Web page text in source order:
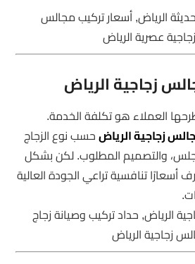
الرياض, أسعار تركيب مجالس
عصرية الرياض
زجاجية الرياض
العملاء هو تكلفة الخدمة.
زجاجية الرياضحسب نوع الزجاج
والتصميم المطلوب. لكن بشكل
أسعارًا تنافسية تراعي الجودة العالية
الرياض, حداد تركيب وصيانة زجاج
زجاجية الرياض